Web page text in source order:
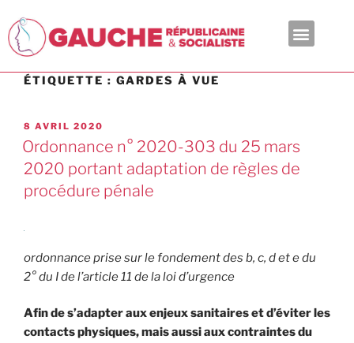
ÉTIQUETTE : GARDES À VUE
8 AVRIL 2020
Ordonnance n° 2020-303 du 25 mars
2020 portant adaptation de règles de
procédure pénale
ordonnance prise sur le fondement des b, c, d et e du
2° du I de l’article 11 de la loi d’urgence
Afin de s’adapter aux enjeux sanitaires et d’éviter les
contacts physiques, mais aussi aux contraintes du